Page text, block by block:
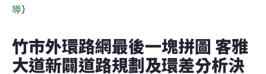
導）
竹市外環路網最後一塊拼圖 客雅
大道新闢道路規劃及環差分析決